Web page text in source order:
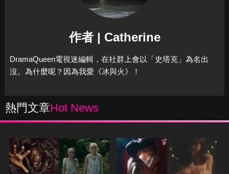
作者 | Catherine
DramaQueen電視迷編輯，在社群上會以「史塔克」為名出
沒。為什麼呢？因為我愛《冰與火》！
熱門文章Hot News